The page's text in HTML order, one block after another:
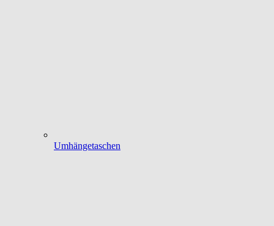
Umhängetaschen